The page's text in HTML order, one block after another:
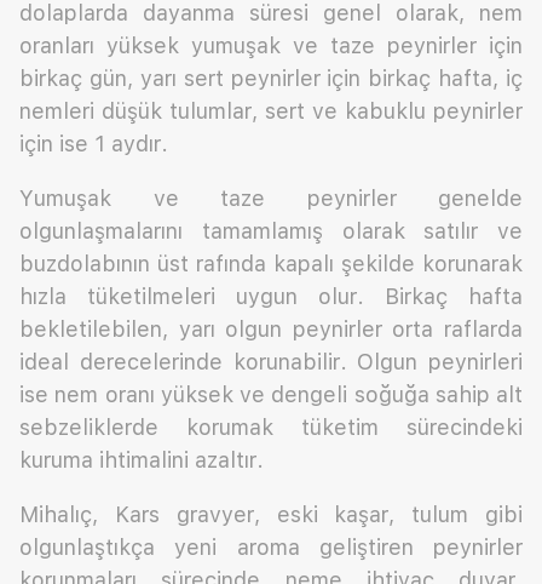
dolaplarda dayanma süresi genel olarak, nem
oranları yüksek yumuşak ve taze peynirler için
birkaç gün, yarı sert peynirler için birkaç hafta, iç
nemleri düşük tulumlar, sert ve kabuklu peynirler
için ise 1 aydır.
Yumuşak ve taze peynirler genelde
olgunlaşmalarını tamamlamış olarak satılır ve
buzdolabının üst rafında kapalı şekilde korunarak
hızla tüketilmeleri uygun olur. Birkaç hafta
bekletilebilen, yarı olgun peynirler orta raflarda
ideal derecelerinde korunabilir. Olgun peynirleri
ise nem oranı yüksek ve dengeli soğuğa sahip alt
sebzeliklerde korumak tüketim sürecindeki
kuruma ihtimalini azaltır.
Mihalıç, Kars gravyer, eski kaşar, tulum gibi
olgunlaştıkça yeni aroma geliştiren peynirler